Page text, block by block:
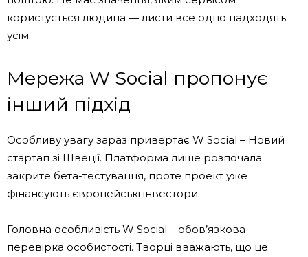
користується людина — листи все одно надходять
усім.
Мережа W Social пропонує
інший підхід
Особливу увагу зараз привертає W Social – Новий
стартап зі Швеції. Платформа лише розпочала
закрите бета-тестування, проте проект уже
фінансують європейські інвестори.
Головна особливість W Social – обов’язкова
перевірка особистості. Творці вважають, що це